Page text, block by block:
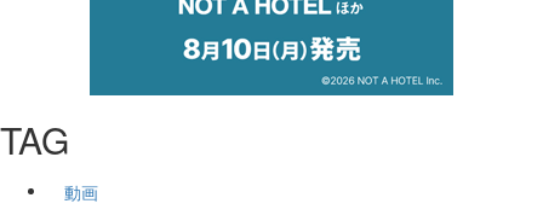
TAG
動画